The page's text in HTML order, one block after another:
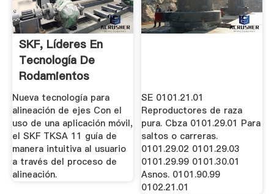
SKF, Líderes En
Tecnología De
Rodamientos
Nueva tecnología para
alineación de ejes Con el
uso de una aplicación móvil,
el SKF TKSA 11 guía de
manera intuitiva al usuario
a través del proceso de
alineación.
SE 0101.21.01
Reproductores de raza
pura. Cbza 0101.29.01 Para
saltos o carreras.
0101.29.02 0101.29.03
0101.29.99 0101.30.01
Asnos. 0101.90.99
0102.21.01